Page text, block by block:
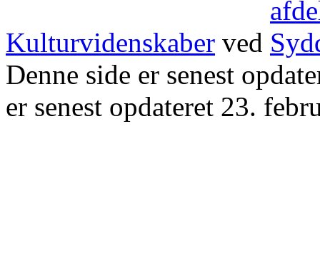
Kulturvidenskaber ved
Denne side er senest
er senest opdateret 23.